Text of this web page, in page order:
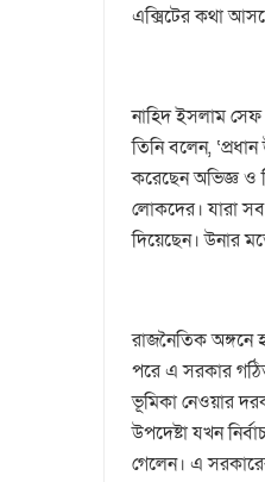
এক্সিটের কথা
নাহিদ ইসলাম
তিনি বলেন,
করেছেন অভিজ্ঞ ও
লোকদের। যারা
দিয়েছেন। উনার
রাজনৈতিক অঙ্গনে
পরে এ সরকার
ভূমিকা নেওয়ার
উপদেষ্টা যখন
গেলেন। এ